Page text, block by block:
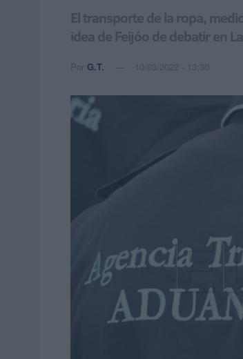
El transporte de la ropa,
idea de Feijóo de debatir en
Por G.T. 10/03/2022 - 13:30